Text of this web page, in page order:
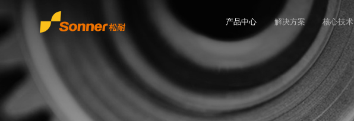
产品中心 解决方案 核心技术